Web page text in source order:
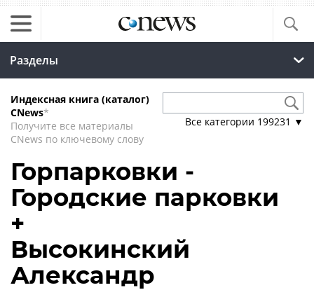
Разделы
Индексная книга (каталог)
CNews*
Получите все материалы
CNews по ключевому слову
Все категории 199231 ▼
Горпарковки -
Городские парковки
+
Высокинский
Александр